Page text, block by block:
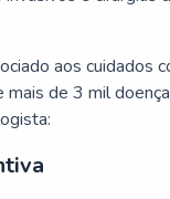
aos cuidados
de 3 mil